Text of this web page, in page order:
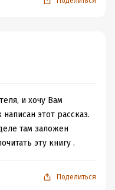
прервал меня
у нас
правильно
нет
она
Теперь у нас
места,
бы от
и хочу Вам
этот рассказ.
там заложен
эту книгу .
Поделиться